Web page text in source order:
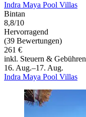
Indra Maya Pool Villas
Bintan
8,8/10
Hervorragend
(39 Bewertungen)
261 €
inkl. Steuern & Gebühren
16. Aug.–17. Aug.
Indra Maya Pool Villas